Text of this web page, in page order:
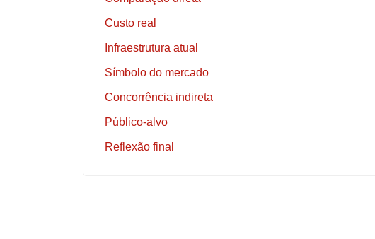
Custo real
Infraestrutura atual
Símbolo do mercado
Concorrência indireta
Público-alvo
Reflexão final